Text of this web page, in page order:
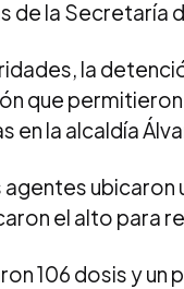
la Secretaría
la
que
en la alcaldía
ubicaron
el alto para
106 dosis y